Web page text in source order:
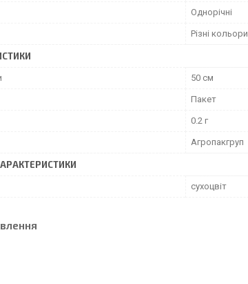
Однорічні
Різні кольори
50 см
Пакет
0.2 г
Агропакгруп
сухоцвіт